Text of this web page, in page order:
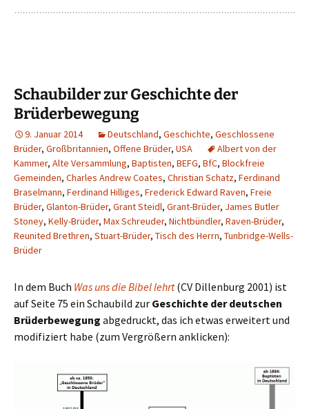
Schaubilder zur Geschichte der
Brüderbewegung
9. Januar 2014 Deutschland, Geschichte, Geschlossene
Brüder, Großbritannien, Offene Brüder, USA
Albert von der
Kammer, Alte Versammlung, Baptisten, BEFG, BfC, Blockfreie
Gemeinden, Charles Andrew Coates, Christian Schatz, Ferdinand
Braselmann, Ferdinand Hilliges, Frederick Edward Raven, Freie
Brüder, Glanton-Brüder, Grant Steidl, Grant-Brüder, James Butler
Stoney, Kelly-Brüder, Max Schreuder, Nichtbündler, Raven-Brüder,
Reunited Brethren, Stuart-Brüder, Tisch des Herrn, Tunbridge-Wells-
Brüder
In dem Buch Was uns die Bibel lehrt(CV Dillenburg 2001) ist
auf Seite 75 ein Schaubild zur Geschichte der deutschen
Brüderbewegung abgedruckt, das ich etwas erweitert und
modifiziert habe (zum Vergrößern anklicken):